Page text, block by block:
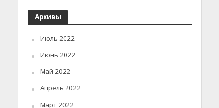
Архивы
Июль 2022
Июнь 2022
Май 2022
Апрель 2022
Март 2022